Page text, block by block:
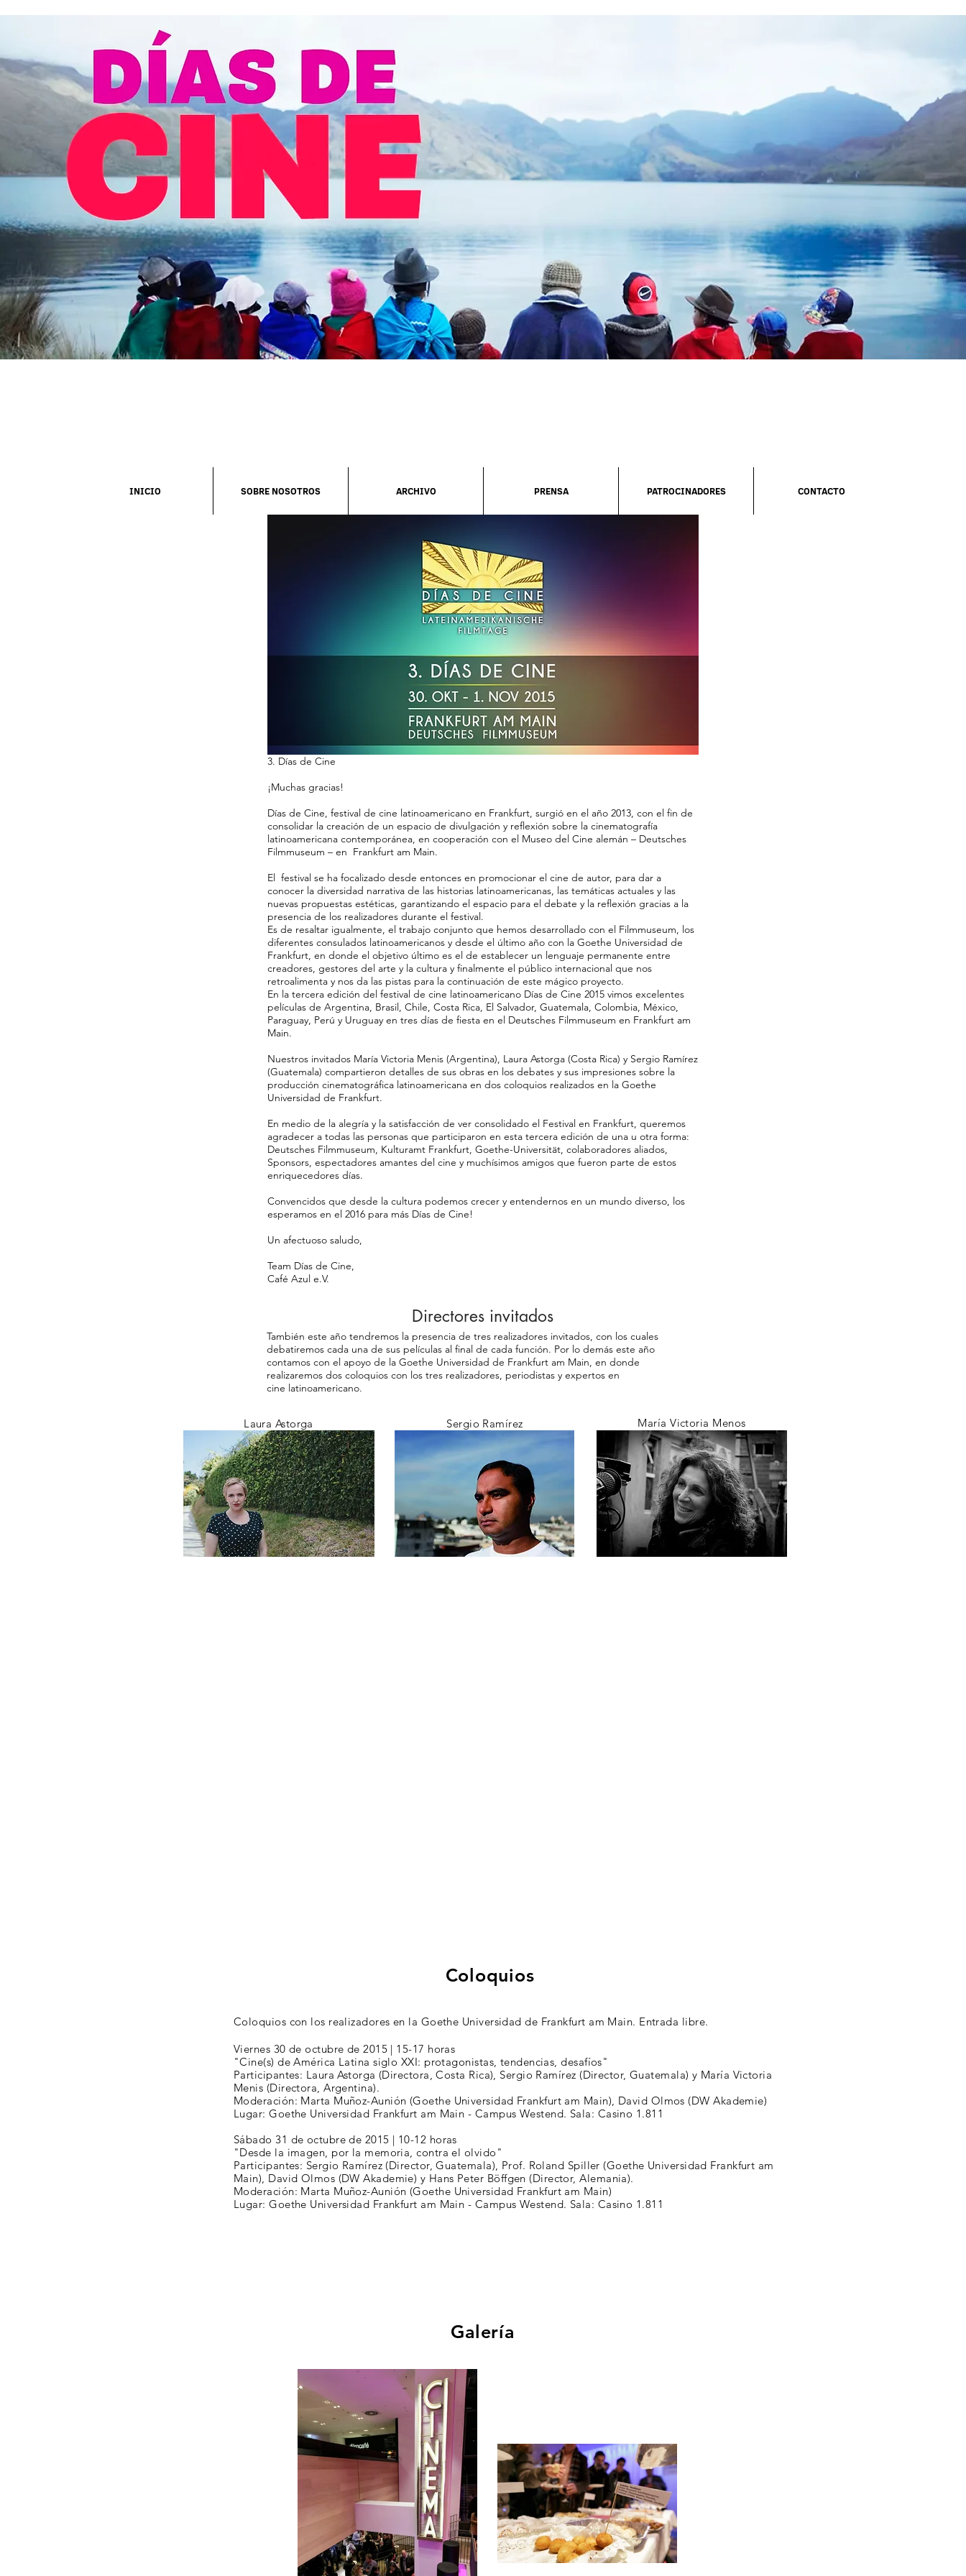
INICIO SOBRE NOSOTROS ARCHIVO PRENSA PATROCINADORES CONTACTO
3. Días de Cine
¡Muchas gracias!
Días de Cine, festival de cine latinoamericano en Frankfurt, surgió en el año 2013, con el fin de
consolidar la creación de un espacio de divulgación y reflexión sobre la cinematografía
latinoamericana contemporánea, en cooperación con el Museo del Cine alemán – Deutsches
Filmmuseum – en Frankfurt am Main.
El festival se ha focalizado desde entonces en promocionar el cine de autor, para dar a
conocer la diversidad narrativa de las historias latinoamericanas, las temáticas actuales y las
nuevas propuestas estéticas, garantizando el espacio para el debate y la reflexión gracias a la
presencia de los realizadores durante el festival.
Es de resaltar igualmente, el trabajo conjunto que hemos desarrollado con el Filmmuseum, los
diferentes consulados latinoamericanos y desde el último año con la Goethe Universidad de
Frankfurt, en donde el objetivo último es el de establecer un lenguaje permanente entre
creadores, gestores del arte y la cultura y finalmente el público internacional que nos
retroalimenta y nos da las pistas para la continuación de este mágico proyecto.
En la tercera edición del festival de cine latinoamericano Días de Cine 2015 vimos excelentes
películas de Argentina, Brasil, Chile, Costa Rica, El Salvador, Guatemala, Colombia, México,
Paraguay, Perú y Uruguay en tres días de fiesta en el Deutsches Filmmuseum en Frankfurt am
Main.
Nuestros invitados María Victoria Menis (Argentina), Laura Astorga (Costa Rica) y Sergio Ramírez
(Guatemala) compartieron detalles de sus obras en los debates y sus impresiones sobre la
producción cinematográfica latinoamericana en dos coloquios realizados en la Goethe
Universidad de Frankfurt.
En medio de la alegría y la satisfacción de ver consolidado el Festival en Frankfurt, queremos
agradecer a todas las personas que participaron en esta tercera edición de una u otra forma:
Deutsches Filmmuseum, Kulturamt Frankfurt, Goethe-Universität, colaboradores aliados,
Sponsors, espectadores amantes del cine y muchísimos amigos que fueron parte de estos
enriquecedores días.
Convencidos que desde la cultura podemos crecer y entendernos en un mundo diverso, los
esperamos en el 2016 para más Días de Cine!
Un afectuoso saludo,
Team Días de Cine,
Café Azul e.V.
Directores invitados
También este año tendremos la presencia de tres realizadores invitados, con los cuales
debatiremos cada una de sus películas al final de cada función. Por lo demás este año
contamos con el apoyo de la Goethe Universidad de Frankfurt am Main, en donde
realizaremos dos coloquios con los tres realizadores, periodistas y expertos en
cine latinoamericano.
Laura Astorga Sergio Ramírez María Victoria Menos
Coloquios
Coloquios con los realizadores en la Goethe Universidad de Frankfurt am Main. Entrada libre.
Viernes 30 de octubre de 2015 | 15-17 horas
"Cine(s) de América Latina siglo XXI: protagonistas, tendencias, desafíos"
Participantes: Laura Astorga (Directora, Costa Rica), Sergio Ramírez (Director, Guatemala) y María Victoria
Menis (Directora, Argentina).
Moderación: Marta Muñoz-Aunión (Goethe Universidad Frankfurt am Main), David Olmos (DW Akademie)
Lugar: Goethe Universidad Frankfurt am Main - Campus Westend. Sala: Casino 1.811
Sábado 31 de octubre de 2015 | 10-12 horas
"Desde la imagen, por la memoria, contra el olvido"
Participantes: Sergio Ramírez (Director, Guatemala), Prof. Roland Spiller (Goethe Universidad Frankfurt am
Main), David Olmos (DW Akademie) y Hans Peter Böffgen (Director, Alemania).
Moderación: Marta Muñoz-Aunión (Goethe Universidad Frankfurt am Main)
Lugar: Goethe Universidad Frankfurt am Main - Campus Westend. Sala: Casino 1.811
Galería